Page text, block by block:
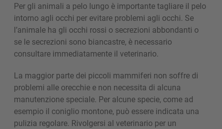
Per gli animali a pelo lungo è importante tagliare il pelo
intorno agli occhi per evitare problemi agli occhi. Se
l’animale ha gli occhi rossi o secrezioni abbondanti o
se le secrezioni sono biancastre, è necessario
consultare immediatamente il veterinario.
La maggior parte dei piccoli mammiferi non soffre di
problemi alle orecchie e non necessita di alcuna
manutenzione speciale. Per alcune specie, come ad
esempio il coniglio montone, può essere indicata una
pulizia regolare. Rivolgersi al veterinario per un